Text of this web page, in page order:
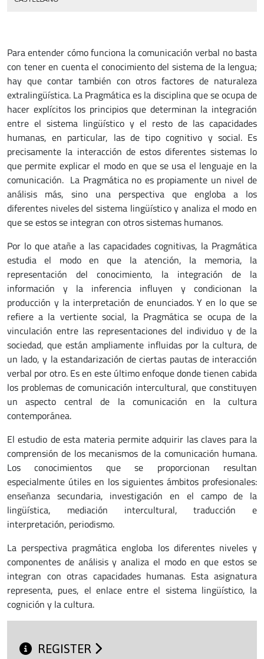
Para entender cómo funciona la comunicación verbal no basta
con tener en cuenta el conocimiento del sistema de la lengua;
hay que contar también con otros factores de naturaleza
extralingüística. La Pragmática es la disciplina que se ocupa de
hacer explícitos los principios que determinan la integración
entre el sistema lingüístico y el resto de las capacidades
humanas, en particular, las de tipo cognitivo y social. Es
precisamente la interacción de estos diferentes sistemas lo
que permite explicar el modo en que se usa el lenguaje en la
comunicación. La Pragmática no es propiamente un nivel de
análisis más, sino una perspectiva que engloba a los
diferentes niveles del sistema lingüístico y analiza el modo en
que se estos se integran con otros sistemas humanos.
Por lo que atañe a las capacidades cognitivas, la Pragmática
estudia el modo en que la atención, la memoria, la
representación del conocimiento, la integración de la
información y la inferencia influyen y condicionan la
producción y la interpretación de enunciados. Y en lo que se
refiere a la vertiente social, la Pragmática se ocupa de la
vinculación entre las representaciones del individuo y de la
sociedad, que están ampliamente influidas por la cultura, de
un lado, y la estandarización de ciertas pautas de interacción
verbal por otro. Es en este último enfoque donde tienen cabida
los problemas de comunicación intercultural, que constituyen
un aspecto central de la comunicación en la cultura
contemporánea.
El estudio de esta materia permite adquirir las claves para la
comprensión de los mecanismos de la comunicación humana.
Los conocimientos que se proporcionan resultan
especialmente útiles en los siguientes ámbitos profesionales:
enseñanza secundaria, investigación en el campo de la
lingüística, mediación intercultural, traducción e
interpretación, periodismo.
La perspectiva pragmática engloba los diferentes niveles y
componentes de análisis y analiza el modo en que estos se
integran con otras capacidades humanas. Esta asignatura
representa, pues, el enlace entre el sistema lingüístico, la
cognición y la cultura.
REGISTER